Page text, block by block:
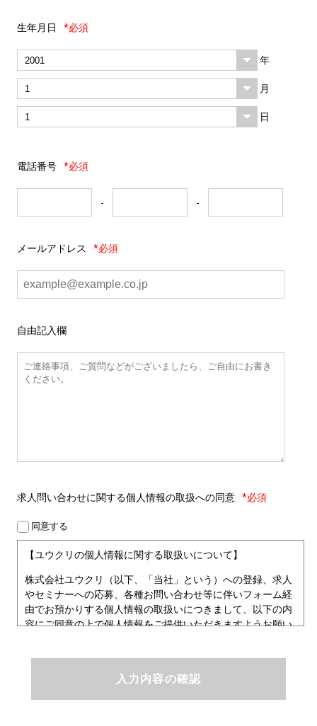
生年月日 *必須
年
月
日
電話番号 *必須
- -
メールアドレス *必須
自由記入欄
求人問い合わせに関する個人情報の取扱への同意 *必須
同意する
【ユウクリの個人情報に関する取扱いについて】
株式会社ユウクリ（以下、「当社」という）への登録、求人
やセミナーへの応募、各種お問い合わせ等に伴いフォーム経
由でお預かりする個人情報の取扱いにつきまして、以下の内
容にご同意の上で個人情報をご提供いただきますようお願い
ユウクリにおける個人情報保護方針